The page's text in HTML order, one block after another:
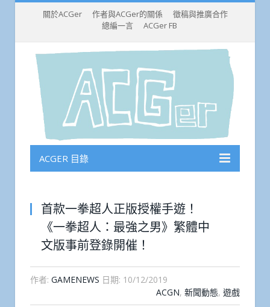
關於ACGer 作者與ACGer的關係
徵稿與推廣合作
總編一言
ACGer FB
ACGER 目錄
首款一拳超人正版授權手遊！
《一拳超人：最強之男》繁體中
文版事前登錄開催！
作者: GAMENEWS 日期: 10/12/2019
ACGN, 新聞動態, 遊戲